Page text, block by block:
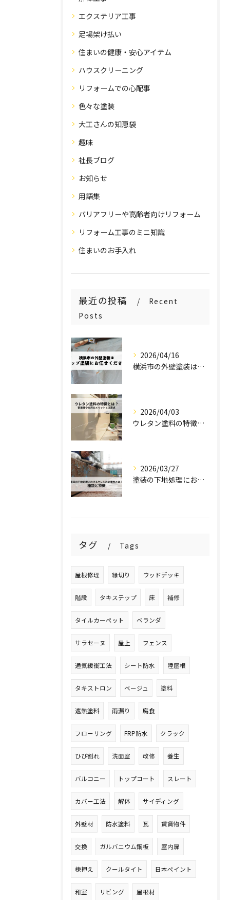
エクステリア工事
足場架け払い
住まいの健康・安心アイテム
ハウスクリーニング
リフォームでの心配事
色々な塗装
大工さんの知恵袋
趣味
社長ブログ
お知らせ
用語集
バリアフリーや高齢者向けリフォーム
リフォーム工事のミニ知識
住まいのお手入れ
最近の投稿
Recent
Posts
2026/04/16
横浜市の外壁塗装はステップ塗装にお任せください！
2026/04/03
ウレタン塗料の特徴とは？密着性や光沢のメリットと注意点を解説！
2026/03/27
塗装の下地処理におけるケレンの必要性とは？種類と特徴を解説！
タグ Tags
屋根修理 縁切り ウッドデッキ
階段 タキステップ 床 補修
タイルカーペット ベランダ
サラセーヌ 屋上 フェンス
通気緩衝工法 シート防水 陸屋根
タキストロン ベージュ 塗料
遮熱塗料 雨漏り 腐食
フローリング FRP防水 クラック
ひび割れ 洗面室 改修 養生
バルコニー トップコート スレート
カバー工法 解体 サイディング
外壁材 防水塗料 瓦 賃貸物件
交換 ガルバニウム鋼板 室内扉
棟押え クールタイト 日本ペイント
和室 リビング 屋根材